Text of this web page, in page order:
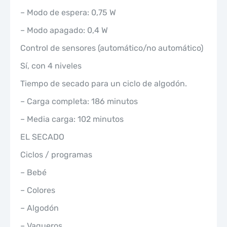
– Modo de espera: 0,75 W
– Modo apagado: 0,4 W
Control de sensores (automático/no automático)
Sí, con 4 niveles
Tiempo de secado para un ciclo de algodón.
– Carga completa: 186 minutos
– Media carga: 102 minutos
EL SECADO
Ciclos / programas
– Bebé
– Colores
– Algodón